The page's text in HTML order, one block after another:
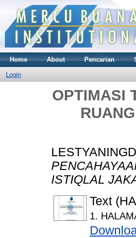
Home About Pencarian
Login
OPTIMASI
ISTIQLAL
Text
1.